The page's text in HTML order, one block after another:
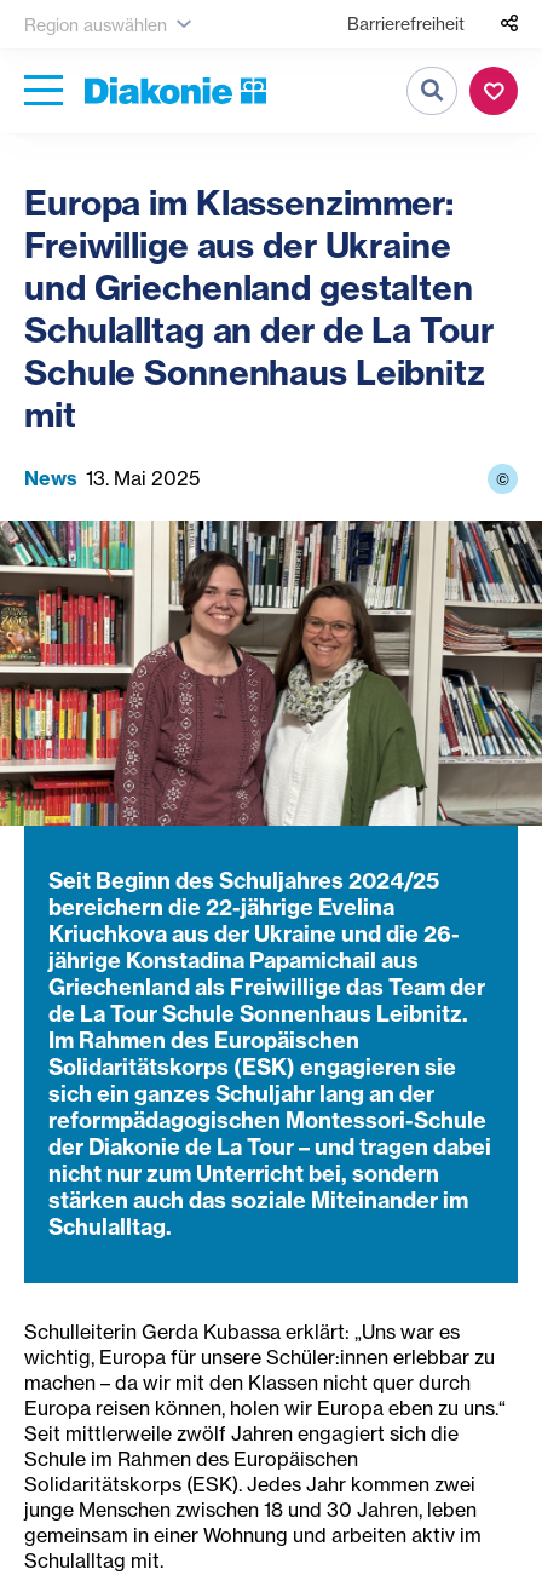
Region auswählen Barrierefreiheit
Suche
Europa im Klassenzimmer:
Freiwillige aus der Ukraine
und Griechenland gestalten
Schulalltag an der de La Tour
Schule Sonnenhaus Leibnitz
mit
News 13. Mai 2025 ©
Seit Beginn des Schuljahres 2024/25
bereichern die 22-jährige Evelina
Kriuchkova aus der Ukraine und die 26-
jährige Konstadina Papamichail aus
Griechenland als Freiwillige das Team der
de La Tour Schule Sonnenhaus Leibnitz.
Im Rahmen des Europäischen
Solidaritätskorps (ESK) engagieren sie
sich ein ganzes Schuljahr lang an der
reformpädagogischen Montessori-Schule
der Diakonie de La Tour – und tragen dabei
nicht nur zum Unterricht bei, sondern
stärken auch das soziale Miteinander im
Schulalltag.
Schulleiterin Gerda Kubassa erklärt: „Uns war es
wichtig, Europa für unsere Schüler:innen erlebbar zu
machen – da wir mit den Klassen nicht quer durch
Europa reisen können, holen wir Europa eben zu uns.“
Seit mittlerweile zwölf Jahren engagiert sich die
Schule im Rahmen des Europäischen
Solidaritätskorps (ESK). Jedes Jahr kommen zwei
junge Menschen zwischen 18 und 30 Jahren, leben
gemeinsam in einer Wohnung und arbeiten aktiv im
Schulalltag mit.